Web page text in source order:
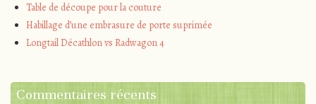
Table de découpe pour la couture
Habillage d’une embrasure de porte suprimée
Longtail Décathlon vs Radwagon 4
Commentaires récents